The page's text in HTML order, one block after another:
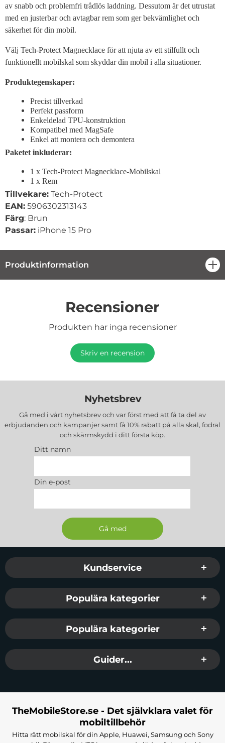
av snabb och problemfri trådlös laddning. Dessutom är det utrustat
med en justerbar och avtagbar rem som ger bekvämlighet och
säkerhet för din mobil.
Välj Tech-Protect Magnecklace för att njuta av ett stilfullt och
funktionellt mobilskal som skyddar din mobil i alla situationer.
Produktegenskaper:
Precist tillverkad
Perfekt passform
Enkeldelad TPU-konstruktion
Kompatibel med MagSafe
Enkel att montera och demontera
Paketet inkluderar:
1 x Tech-Protect Magnecklace-Mobilskal
1 x Rem
Tillvekare: Tech-Protect
EAN: 5906302313143
Färg: Brun
Passar: iPhone 15 Pro
Produktinformation
Recensioner
Produkten har inga recensioner
Skriv en recension
Nyhetsbrev
Gå med i vårt nyhetsbrev och var först med att få ta del av
erbjudanden och kampanjer samt få 10% rabatt på alla skal, fodral
och skärmskydd i ditt första köp.
Ditt namn
Din e-post
Sidfot Blandad info och länkar
Kundservice
Populära kategorier
Populära kategorier
Guider...
TheMobileStore.se - Det självklara valet för
mobiltillbehör
Hitta rätt mobilskal för din Apple, Huawei, Samsung och Sony